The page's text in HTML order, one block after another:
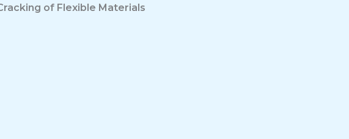
of Flexible Materials